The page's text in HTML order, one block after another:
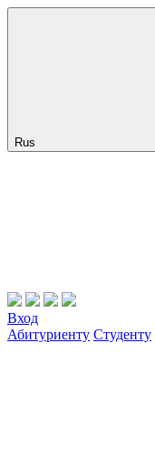
Rus
Вход
Абитуриенту Студенту